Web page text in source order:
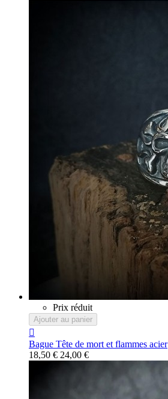
Prix réduit
Ajouter au panier

Bague Tête de mort et flammes acier
18,50 € 24,00 €